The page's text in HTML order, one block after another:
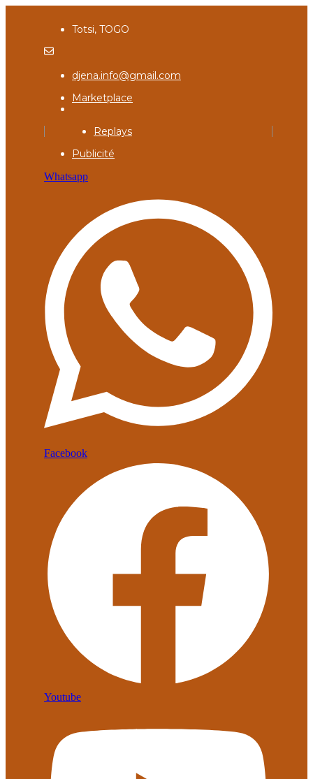
Totsi, TOGO
djena.info@gmail.com
Marketplace
Replays
Publicité
Whatsapp
Facebook
Youtube